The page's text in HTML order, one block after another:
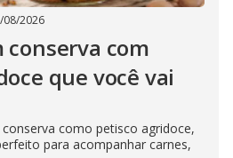
08/2026
conserva com
que você vai
como petisco agridoce,
para acompanhar carnes,